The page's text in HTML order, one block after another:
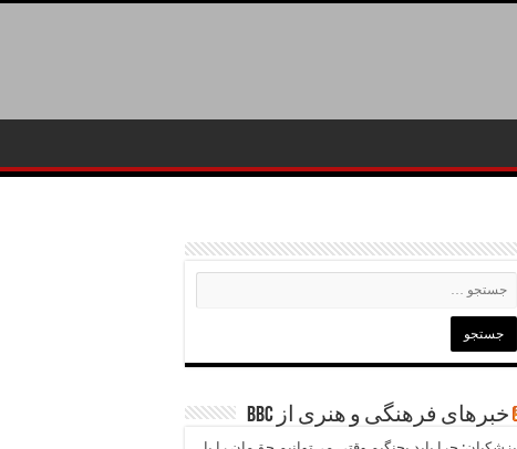
خبرهای فرهنگی و هنری از BBC